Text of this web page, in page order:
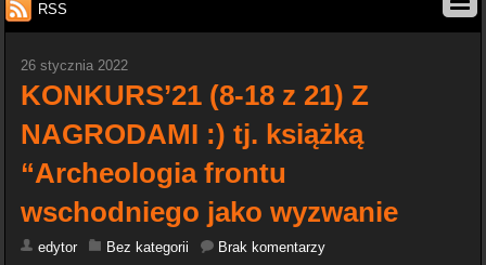
RSS
26 stycznia 2022
KONKURS’21 (8-18 z 21) Z
NAGRODAMI :) tj. książką
“Archeologia frontu
wschodniego jako wyzwanie
edytor Bez kategorii
Brak komentarzy